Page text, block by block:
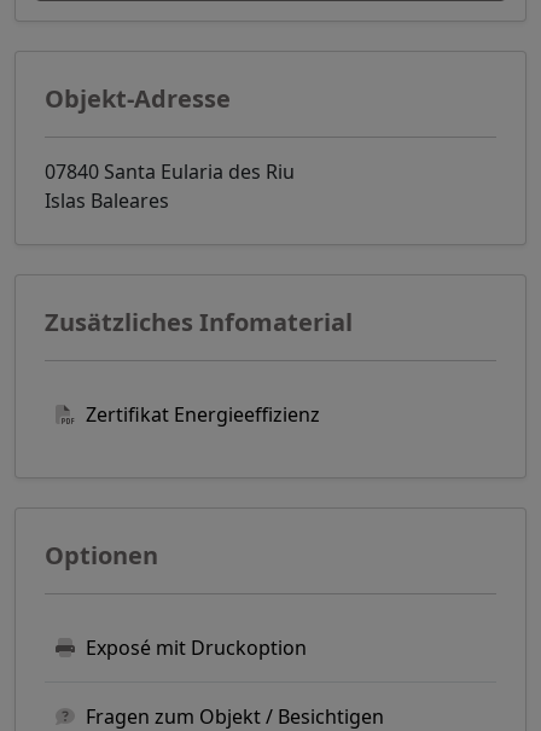
Objekt-Adresse
07840 Santa Eularia des Riu
Islas Baleares
Zusätzliches Infomaterial
Zertifikat Energieeffizienz
Optionen
Exposé mit Druckoption
Fragen zum Objekt / Besichtigen